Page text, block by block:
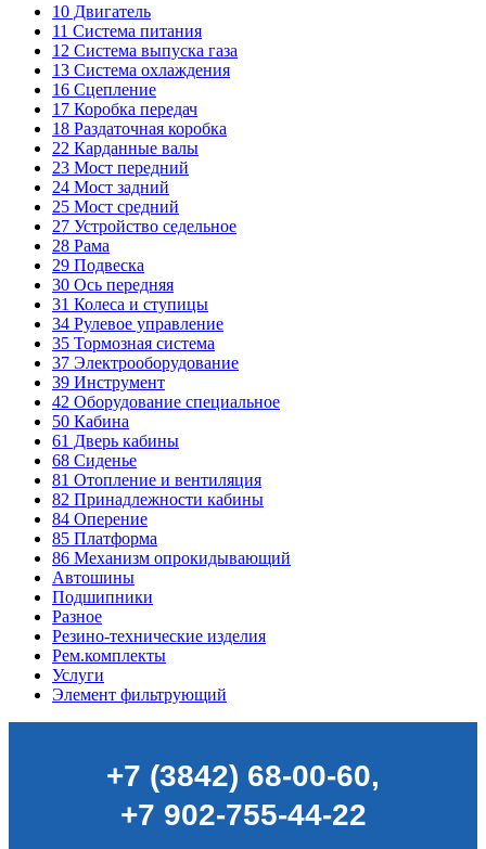
10 Двигатель
11 Система питания
12 Система выпуска газа
13 Система охлаждения
16 Сцепление
17 Коробка передач
18 Раздаточная коробка
22 Карданные валы
23 Мост передний
24 Мост задний
25 Мост средний
27 Устройство седельное
28 Рама
29 Подвеска
30 Ось передняя
31 Колеса и ступицы
34 Рулевое управление
35 Тормозная система
37 Электрооборудование
39 Инструмент
42 Оборудование специальное
50 Кабина
61 Дверь кабины
68 Сиденье
81 Отопление и вентиляция
82 Принадлежности кабины
84 Оперение
85 Платформа
86 Механизм опрокидывающий
Автошины
Подшипники
Разное
Резино-технические изделия
Рем.комплекты
Услуги
Элемент фильтрующий
+7 (3842) 68-00-60,
+7 902-755-44-22